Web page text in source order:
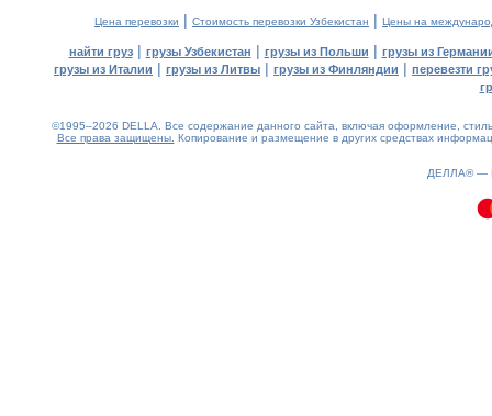
Цена перевозки | Стоимость перевозки Узбекистан | Цены на
найти груз| грузы Узбекистан | грузы из Польши | грузы из
грузы из Италии | грузы из Литвы | грузы из Финляндии | перевезти
©1995–2026 DELLA. Все содержание данного сайта, включая оформление,
Все права защищены. Копирование и размещение в других средствах
ДЕЛЛА® —